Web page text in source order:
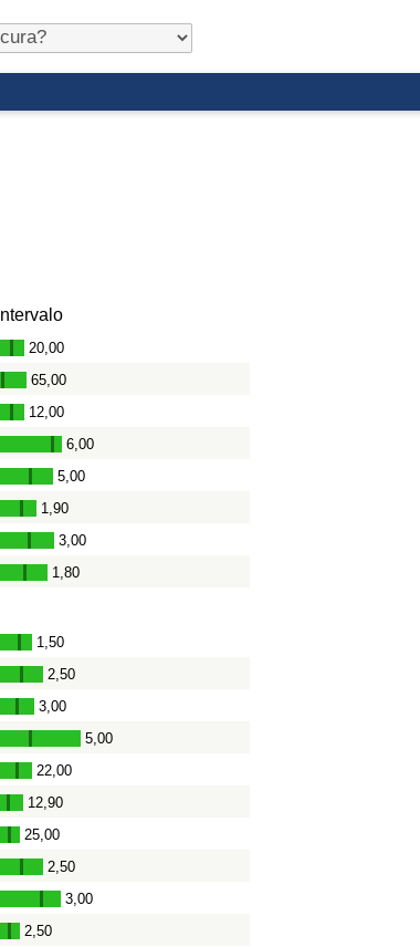
Intervalo
- 20,00
- 65,00
- 12,00
- 6,00
- 5,00
- 1,90
- 3,00
- 1,80
- 1,50
- 2,50
- 3,00
- 5,00
- 22,00
- 12,90
- 25,00
- 2,50
- 3,00
- 2,50